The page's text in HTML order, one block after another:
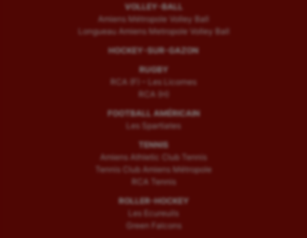
VOLLEY-BALL
Amiens Métropole Volley Ball
Longueau Amiens Metropole Volley Ball
HOCKEY-SUR-GAZON
RUGBY
RCA (F) – Les Licornes
RCA (H)
FOOTBALL AMÉRICAIN
Les Spartiates
TENNIS
Amiens Athletic Club Tennis
Tennis Club Amiens Métropole
RCA Tennis
ROLLER-HOCKEY
Les Ecureuils
Green Falcons